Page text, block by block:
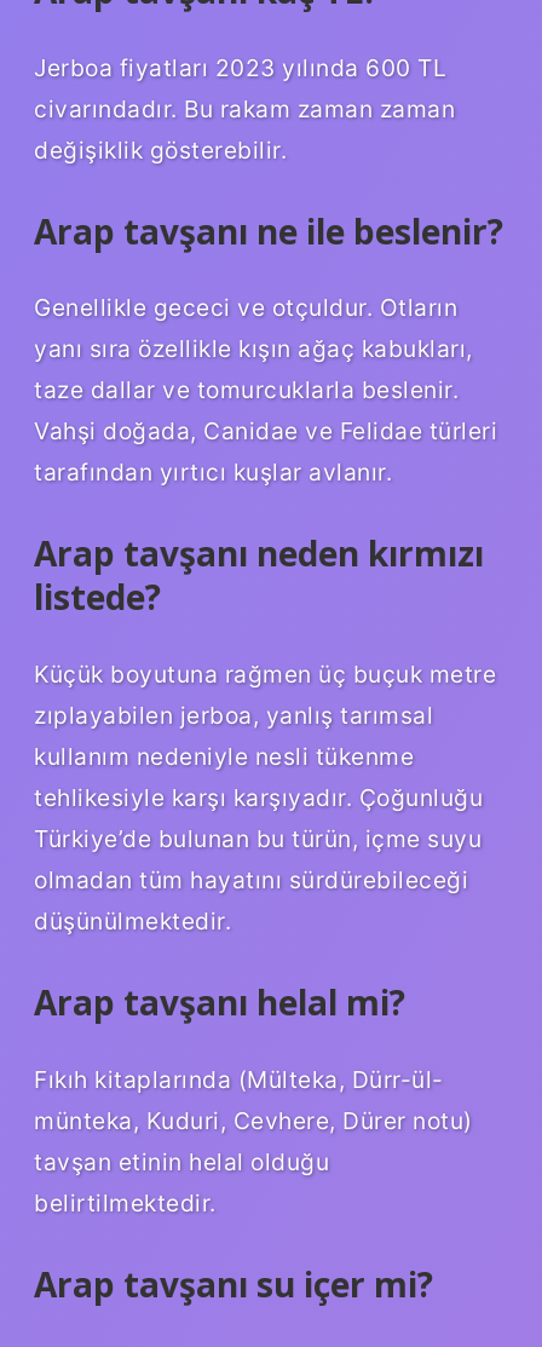
Jerboa fiyatları 2023 yılında 600 TL
civarındadır. Bu rakam zaman zaman
değişiklik gösterebilir.
Arap tavşanı ne ile beslenir?
Genellikle gececi ve otçuldur. Otların
yanı sıra özellikle kışın ağaç kabukları,
taze dallar ve tomurcuklarla beslenir.
Vahşi doğada, Canidae ve Felidae türleri
tarafından yırtıcı kuşlar avlanır.
Arap tavşanı neden kırmızı
listede?
Küçük boyutuna rağmen üç buçuk metre
zıplayabilen jerboa, yanlış tarımsal
kullanım nedeniyle nesli tükenme
tehlikesiyle karşı karşıyadır. Çoğunluğu
Türkiye’de bulunan bu türün, içme suyu
olmadan tüm hayatını sürdürebileceği
düşünülmektedir.
Arap tavşanı helal mi?
Fıkıh kitaplarında (Mülteka, Dürr-ül-
münteka, Kuduri, Cevhere, Dürer notu)
tavşan etinin helal olduğu
belirtilmektedir.
Arap tavşanı su içer mi?